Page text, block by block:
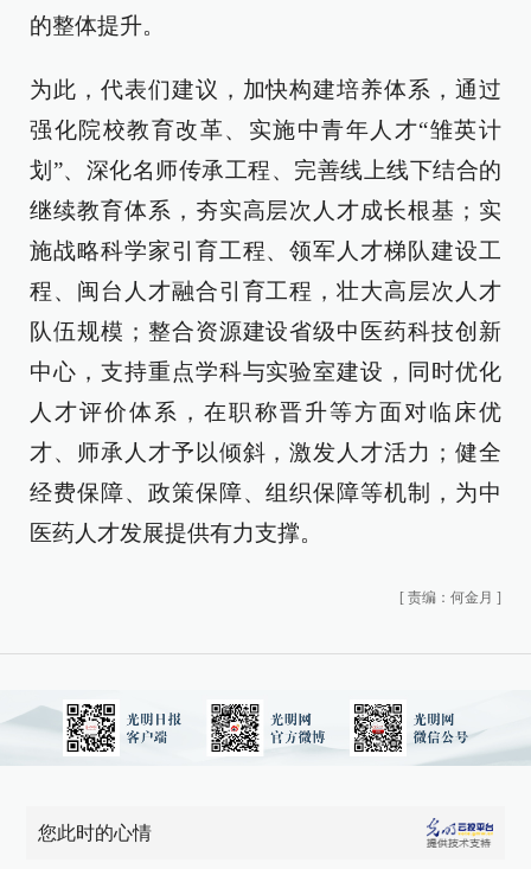
的整体提升。
为此，代表们建议，加快构建培养体系，通过
强化院校教育改革、实施中青年人才“雏英计
划”、深化名师传承工程、完善线上线下结合的
继续教育体系，夯实高层次人才成长根基；实
施战略科学家引育工程、领军人才梯队建设工
程、闽台人才融合引育工程，壮大高层次人才
队伍规模；整合资源建设省级中医药科技创新
中心，支持重点学科与实验室建设，同时优化
人才评价体系，在职称晋升等方面对临床优
才、师承人才予以倾斜，激发人才活力；健全
经费保障、政策保障、组织保障等机制，为中
医药人才发展提供有力支撑。
[ 责编：何金月 ]
您此时的心情